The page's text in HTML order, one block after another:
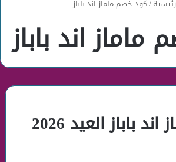
/كود خصم ماماز اند باباز
اند باباز
باباز العيد 2026